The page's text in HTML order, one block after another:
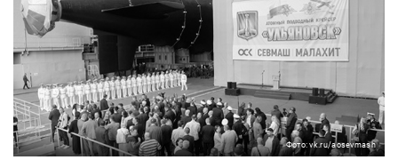
Фото: vk.ru/aosevmash